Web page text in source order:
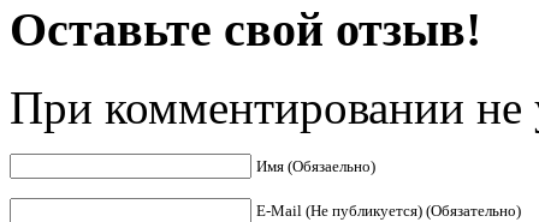
Оставьте свой отзыв!
При комментировании не
Имя (Обязаельно)
E-Mail (Не публикуется) (Обязательно)